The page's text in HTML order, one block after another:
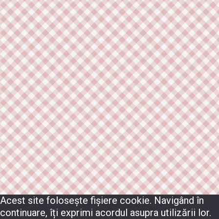
Acest site folosește fișiere cookie. Navigând în
continuare, îți exprimi acordul asupra utilizării lor.